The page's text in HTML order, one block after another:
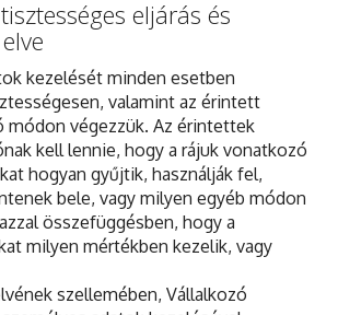
eljárás és
kezelését minden esetben
valamint az érintett
módon végezzük. Az érintettek
kell lennie, hogy a rájuk vonatkozó
hogyan gyűjtik, használják fel,
bele, vagy milyen egyéb módon
összefüggésben, hogy a
milyen mértékben kezelik, vagy
szellemében, Vállalkozó